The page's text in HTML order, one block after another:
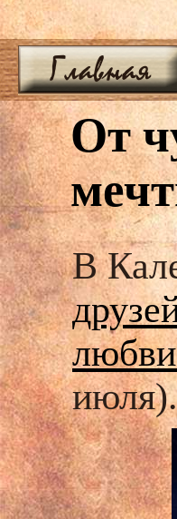
Главная
От
В
июля).